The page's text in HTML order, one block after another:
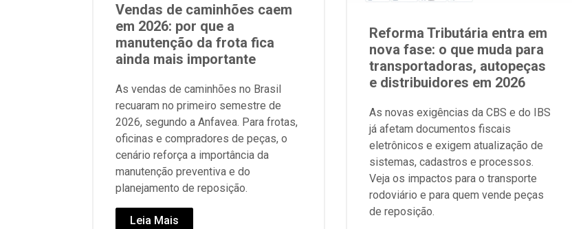
Vendas de caminhões caem
em 2026: por que a
manutenção da frota fica
ainda mais importante
As vendas de caminhões no Brasil
recuaram no primeiro semestre de
2026, segundo a Anfavea. Para frotas,
oficinas e compradores de peças, o
cenário reforça a importância da
manutenção preventiva e do
planejamento de reposição.
Leia Mais
Reforma Tributária entra em
nova fase: o que muda para
transportadoras, autopeças
e distribuidores em 2026
As novas exigências da CBS e do IBS
já afetam documentos fiscais
eletrônicos e exigem atualização de
sistemas, cadastros e processos.
Veja os impactos para o transporte
rodoviário e para quem vende peças
de reposição.